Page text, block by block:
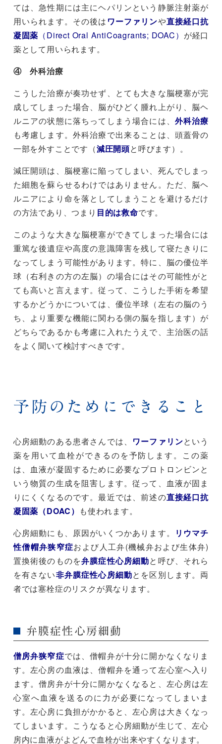
ては、急性期には主にヘパリンという静脈注射薬が
用いられます。その後は ワーファリンや直接経口抗
凝固薬 （Direct Oral AntiCoagrants; DOAC） が経口
薬として用いられます。
④ 外科治療
こうした治療が奏功せず、とても大きな脳梗塞が完
成してしまった場合、脳がひどく腫れ上がり、脳ヘ
ルニアの状態に落ちってしまう場合には、 外科治療
も考慮します。外科治療で出来ることは、頭蓋骨の
一部を外すことです（減圧開頭と呼びます）。
減圧開頭は、脳梗塞に陥ってしまい、死んでしまっ
た細胞を蘇らせるわけではありません。ただ、脳ヘ
ルニアにより命を落としてしまうことを避けるだけ
の方法であり、つまり 目的は救命です。
このような大きな脳梗塞ができてしまった場合には
重篤な後遺症や高度の意識障害を残して寝たきりに
なってしまう可能性があります。特に、脳の優位半
球（右利きの方の左脳）の場合にはその可能性がと
ても高いと言えます。従って、こうした手術を希望
するかどうかについては、優位半球（左右の脳のう
ち、より重要な機能に関わる側の脳を指します）が
どちらであるかも考慮に入れたうえで、主治医の話
をよく聞いて検討すべきです。
予防のためにできること
心房細動のある患者さんでは、 ワーファリンという
薬を用いて血栓ができるのを予防します。この薬
は、血液が凝固するために必要なプロトロンビンと
いう物質の生成を阻害します。従って、血液が固ま
りにくくなるのです。最近では、前述の直接経口抗
凝固薬（DOAC） も使われます。
心房細動にも、原因がいくつかあります。
リウマチ
性僧帽弁狭窄症および人工弁(機械弁および生体弁)
置換術後のものを弁膜症性心房細動と呼び、それら
を有さない非弁膜症性心房細動とを区別します。両
者では塞栓症のリスクが異なります。
弁膜症性心房細動
僧房弁狭窄症では、僧帽弁が十分に開かなくなりま
す。左心房の血液は、僧帽弁を通って左心室へ入り
ます。僧房弁が十分に開かなくなると、左心房は左
心室へ血液を送るのに力が必要になってしまいま
す。左心房に負担がかかると、左心房は大きくなっ
てしまいます。こうなると心房細動が生じて、左心
房内に血液がよどんで血栓が出来やすくなります。